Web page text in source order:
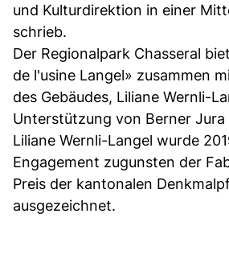
und Kulturdirektion in einer
schrieb.
Der Regionalpark Chasseral
de l'usine Langel» zusammen
des Gebäudes, Liliane Wernli-
Unterstützung von Berner Jura
Liliane Wernli-Langel wurde
Engagement zugunsten der
Preis der kantonalen
ausgezeichnet.